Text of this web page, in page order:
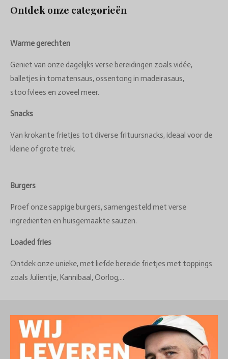
Ontdek onze categorieën
Warme gerechten
Geniet van onze dagelijks verse bereidingen zoals vidée,
balletjes in tomatensaus, ossentong in madeirasaus,
stoofvlees en zoveel meer.
Snacks
Van krokante frietjes tot diverse frituursnacks, ideaal voor de
kleine of grote trek.
Burgers
Proef onze sappige burgers, samengesteld met verse
ingrediënten en huisgemaakte sauzen.
Loaded fries
Ontdek onze unieke, met liefde bereide frietjes met toppings
zoals Julientje, Kannibaal, Oorlog,...